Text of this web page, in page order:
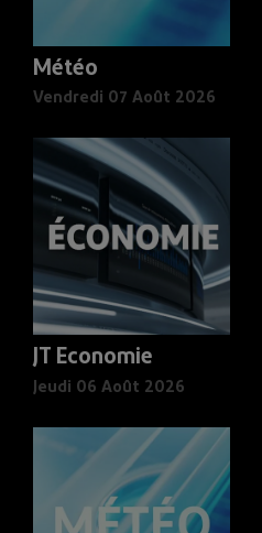
Météo
Vendredi 07 Août 2026
JT Economie
Jeudi 06 Août 2026